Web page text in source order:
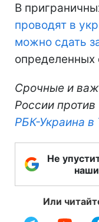
В
проводят в
можно сдать
определенных
Срочные и
России против
РБК-Украина в
Не
Или